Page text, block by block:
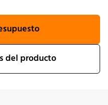
del producto